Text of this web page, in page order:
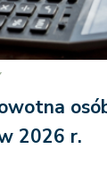
2026 r.